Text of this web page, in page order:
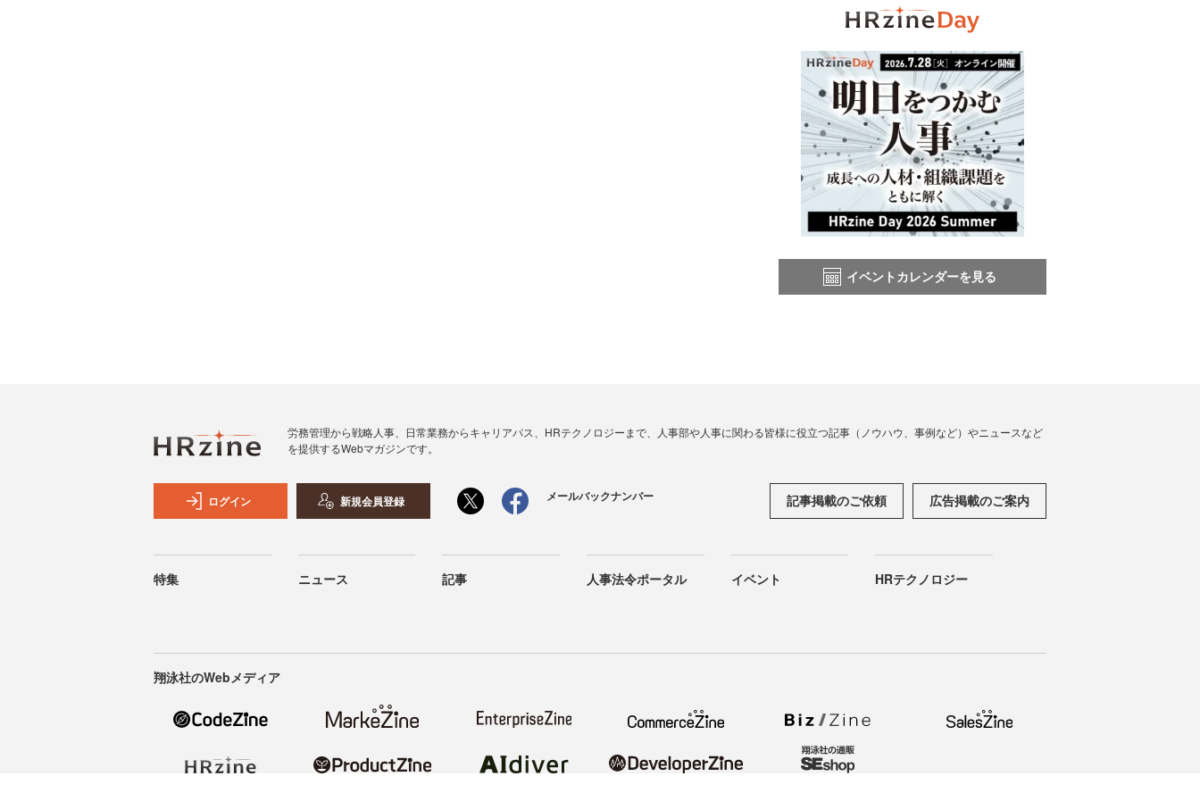
イベントカレンダーを見る
労務管理から戦略人事、日常業務からキャリアパス、HRテクノロジーまで、人事部や人事に関わる皆様に役立つ記事（ノウハウ、事例など）やニュースなど
を提供するWebマガジンです。
ログイン 新規会員登録 メールバックナンバー 記事掲載のご依頼 広告掲載のご案内
特集 ニュース 記事 人事法令ポータル イベント HRテクノロジー
翔泳社のWebメディア